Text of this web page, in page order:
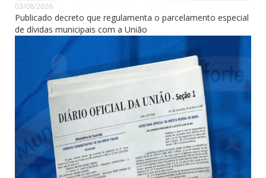
03/08/2026
Publicado decreto que regulamenta o parcelamento especial
de dívidas municipais com a União